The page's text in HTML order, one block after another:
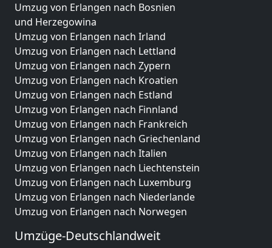
Umzug von Erlangen nach Bosnien
und Herzegowina
Umzug von Erlangen nach Irland
Umzug von Erlangen nach Lettland
Umzug von Erlangen nach Zypern
Umzug von Erlangen nach Kroatien
Umzug von Erlangen nach Estland
Umzug von Erlangen nach Finnland
Umzug von Erlangen nach Frankreich
Umzug von Erlangen nach Griechenland
Umzug von Erlangen nach Italien
Umzug von Erlangen nach Liechtenstein
Umzug von Erlangen nach Luxemburg
Umzug von Erlangen nach Niederlande
Umzug von Erlangen nach Norwegen
Umzüge-Deutschlandweit